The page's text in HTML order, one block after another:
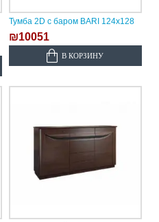
Тумба 2D с баром BARI 124х128
₪10051
В КОРЗИНУ